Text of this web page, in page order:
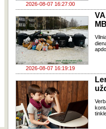
2026-08-07 16:27:00
2026-08-07 16:19:19